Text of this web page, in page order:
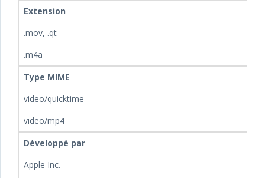
Extension
.mov, .qt
.m4a
Type MIME
video/quicktime
video/mp4
Développé par
Apple Inc.